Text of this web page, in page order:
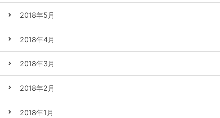
2018年5月
2018年4月
2018年3月
2018年2月
2018年1月